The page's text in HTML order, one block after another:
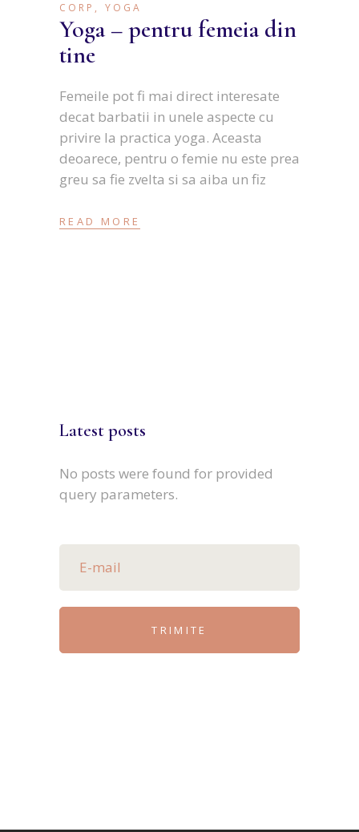
CORP , YOGA
Yoga – pentru femeia din
tine
Femeile pot fi mai direct interesate
decat barbatii in unele aspecte cu
privire la practica yoga. Aceasta
deoarece, pentru o femie nu este prea
greu sa fie zvelta si sa aiba un fiz
READ MORE
Latest posts
No posts were found for provided
query parameters.
TRIMITE